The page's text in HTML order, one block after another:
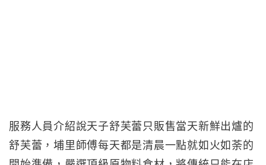
服務人員介紹說天子舒芙蕾只販售當天新鮮出爐的
舒芙蕾，埔里師傅每天都是清晨一點就如火如荼的